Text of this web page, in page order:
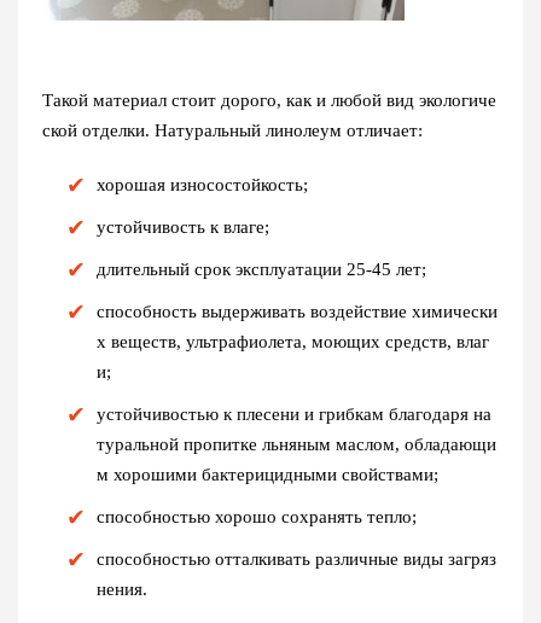
Такой материал стоит дорого, как и любой вид экологиче
ской отделки. Натуральный линолеум отличает:
хорошая износостойкость;
устойчивость к влаге;
длительный срок эксплуатации 25-45 лет;
способность выдерживать воздействие химически
х веществ, ультрафиолета, моющих средств, влаг
и;
устойчивостью к плесени и грибкам благодаря на
туральной пропитке льняным маслом, обладающи
м хорошими бактерицидными свойствами;
способностью хорошо сохранять тепло;
способностью отталкивать различные виды загряз
нения.